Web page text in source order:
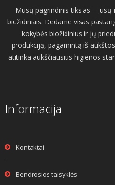
Mūsų pagrindinis tikslas –
biožidiniais. Dedame visas
kokybės biožidinius ir jų
produkciją, pagamintą iš
atitinka aukščiausius higienos
Informacija
Kontaktai
Bendrosios taisyklės